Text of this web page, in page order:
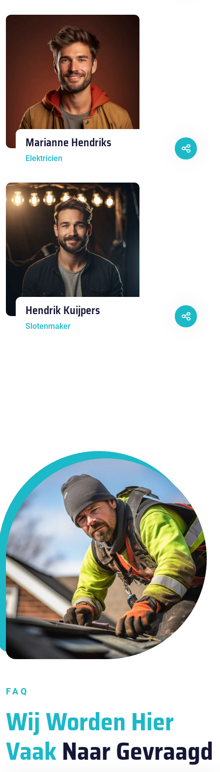
Marianne Hendriks
Elektricien
Hendrik Kuijpers
Slotenmaker
FAQ
Wij Worden Hier
VaakNaar Gevraagd